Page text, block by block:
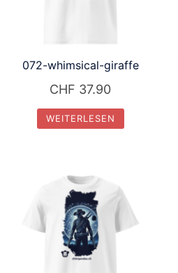
072-whimsical-giraffe
CHF 37.90
WEITERLESEN